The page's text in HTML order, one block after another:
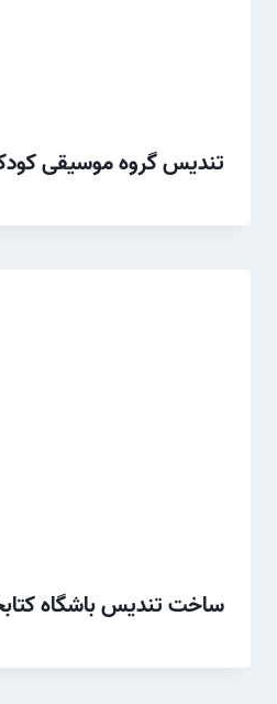
تندیس گروه موسیقی
ساخت تندیس باشگاه